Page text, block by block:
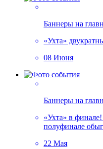
Баннеры на
«Ухта»
08 Июня
Баннеры на
«Ухта» в
полуфинале
22 Мая